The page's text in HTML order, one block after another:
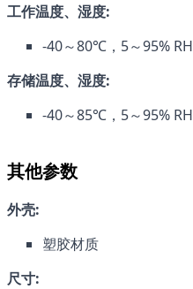
工作温度、湿度:
-40～80℃，5～95% RH
存储温度、湿度:
-40～85℃，5～95% RH
其他参数
外壳:
塑胶材质
尺寸: